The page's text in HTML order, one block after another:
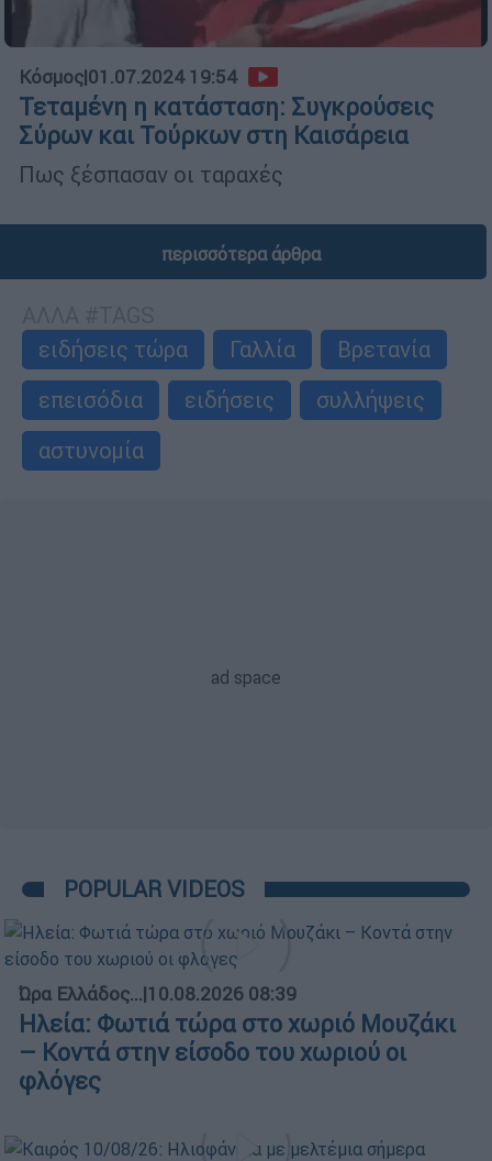
Κόσμος|01.07.2024 19:54
Τεταμένη η κατάσταση: Συγκρούσεις
Σύρων και Τούρκων στη Καισάρεια
Πως ξέσπασαν οι ταραχές
περισσότερα άρθρα
ειδήσεις τώρα
Γαλλία
Βρετανία
επεισόδια
ειδήσεις
συλλήψεις
αστυνομία
POPULAR VIDEOS
Ώρα Ελλάδος...|10.08.2026 08:39
Ηλεία: Φωτιά τώρα στο χωριό Μουζάκι
– Κοντά στην είσοδο του χωριού οι
φλόγες